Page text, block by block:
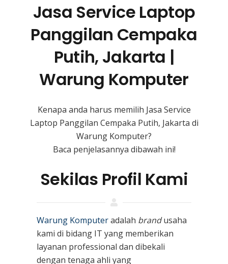
Jasa Service Laptop
Panggilan Cempaka
Putih, Jakarta |
Warung Komputer
Kenapa anda harus memilih Jasa Service
Laptop Panggilan Cempaka Putih, Jakarta di
Warung Komputer?
Baca penjelasannya dibawah ini!
Sekilas Profil Kami
Warung Komputeradalah brandusaha
kami di bidang IT yang memberikan
layanan professional dan dibekali
dengan tenaga ahli yang